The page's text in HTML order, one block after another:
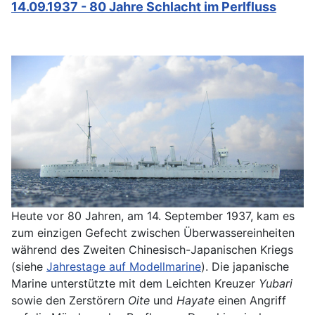
14.09.1937 - 80 Jahre Schlacht im Perlfluss
Heute vor 80 Jahren, am 14. September 1937, kam es
zum einzigen Gefecht zwischen Überwassereinheiten
während des Zweiten Chinesisch-Japanischen Kriegs
(siehe Jahrestage auf Modellmarine). Die japanische
Marine unterstützte mit dem Leichten Kreuzer Yubari
sowie den Zerstörern Oite und Hayate einen Angriff